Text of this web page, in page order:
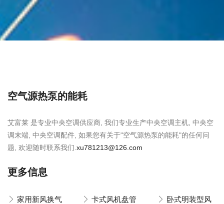
空气源热泵的能耗
艾富莱 是专业中央空调供应商, 我们专业生产中央空调主机, 中央空
调末端, 中央空调配件, 如果您有关于"空气源热泵的能耗"的任何问
题, 欢迎随时联系我们. xu781213@126.com
更多信息
家用新风换气
卡式风机盘管
卧式明装型风